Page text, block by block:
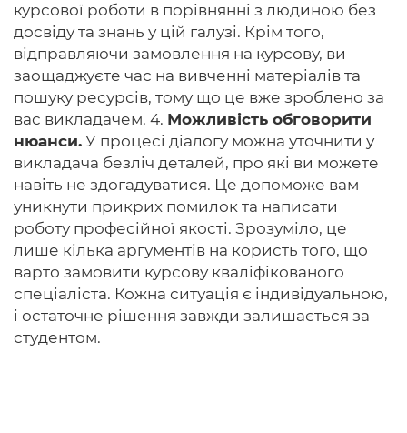
курсової роботи в порівнянні з людиною без
досвіду та знань у цій галузі. Крім того,
відправляючи замовлення на курсову, ви
заощаджуєте час на вивченні матеріалів та
пошуку ресурсів, тому що це вже зроблено за
вас викладачем. 4. Можливість обговорити
нюанси. У процесі діалогу можна уточнити у
викладача безліч деталей, про які ви можете
навіть не здогадуватися. Це допоможе вам
уникнути прикрих помилок та написати
роботу професійної якості. Зрозуміло, це
лише кілька аргументів на користь того, що
варто замовити курсову кваліфікованого
спеціаліста. Кожна ситуація є індивідуальною,
і остаточне рішення завжди залишається за
студентом.